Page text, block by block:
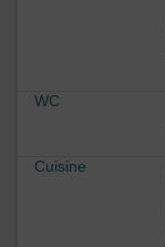
WC
Cuisine